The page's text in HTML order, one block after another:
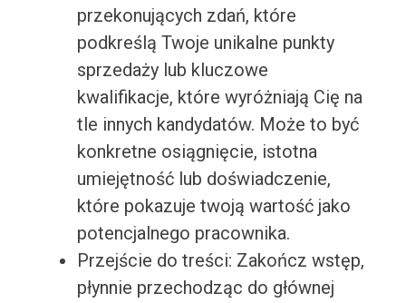
przekonujących zdań, które
podkreślą Twoje unikalne punkty
sprzedaży lub kluczowe
kwalifikacje, które wyróżniają Cię na
tle innych kandydatów. Może to być
konkretne osiągnięcie, istotna
umiejętność lub doświadczenie,
które pokazuje twoją wartość jako
potencjalnego pracownika.
Przejście do treści: Zakończ wstęp,
płynnie przechodząc do głównej